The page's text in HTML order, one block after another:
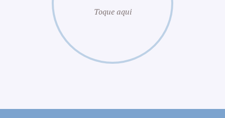
Toque aqui